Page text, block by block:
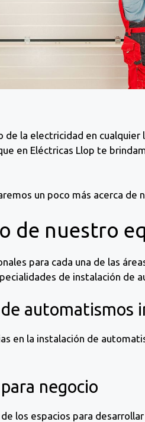
de la electricidad en
en Eléctricas Llop te
un poco más acerca
de nuestro
para cada una de las
de instalación de
automatismos
en la instalación de
negocio
los espacios para